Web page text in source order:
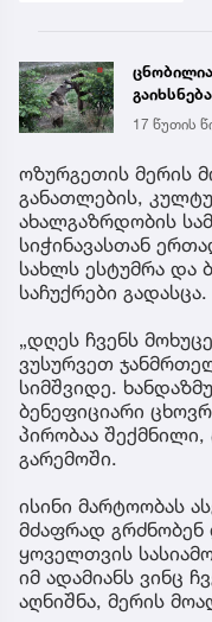
ზოოპარკი
17 წუთის
ოზურგეთის მერის
განათლების,
ახალგაზრდობის
სიჭინავასთან
სახლს ესტუმრა და
საჩუქრები გადასცა.
„დღეს ჩვენს
ვუსურვეთ
სიმშვიდე.
ბენეფიციარი
პირობაა
გარემოში.
ისინი მარტოობას
მძაფრად
ყოველთვის
იმ ადამიანს ვინც
აღნიშნა, მერის